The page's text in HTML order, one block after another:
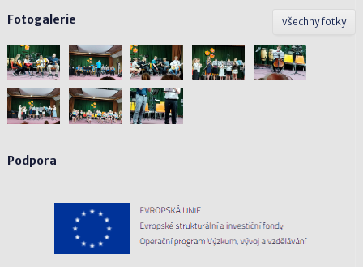
všechny fotky
Fotogalerie
Podpora